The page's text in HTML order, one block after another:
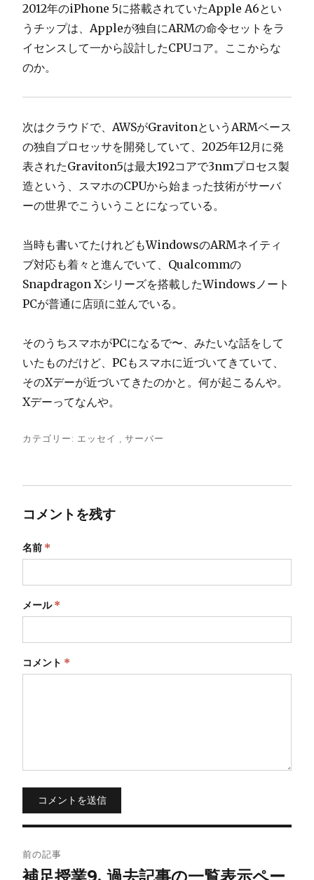
2012年のiPhone 5に搭載されていたApple A6とい
うチップは、Appleが独自にARMの命令セットをラ
イセンスして一から設計したCPUコア。ここからな
のか。
次はクラウドで、AWSがGravitonというARMベース
の独自プロセッサを開発していて、2025年12月に発
表されたGraviton5は最大192コアで3nmプロセス製
造という、スマホのCPUから始まった技術がサーバ
ーの世界でこういうことになっている。
当時も書いてたけれどもWindowsのARMネイティ
ブ対応も着々と進んでいて、Qualcommの
Snapdragon Xシリーズを搭載したWindowsノート
PCが普通に店頭に並んでいる。
そのうちスマホがPCになるで〜、みたいな話をして
いたものだけど、PCもスマホに近づいてきていて、
そのXデーが近づいてきたのかと。何が起こるんや。
Xデーってなんや。
カテゴリー: エッセイ ,サーバー
コメントを残す
名前 *
メール*
コメント *
コメントを送信
稿
前の記事